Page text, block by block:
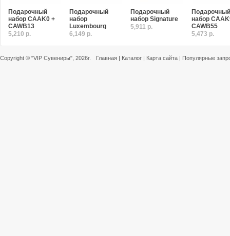
Подарочный
набор CAAK0 +
CAWB13
5,210 р.
Подарочный
набор
Luxembourg
6,149 р.
Подарочный
набор Signature
5,911 р.
Подарочный
набор
CAWB55
5,473 р.
Copyright © "VIP Сувениры" , 2026г. Главная | Каталог | Карта сайта | Популярные